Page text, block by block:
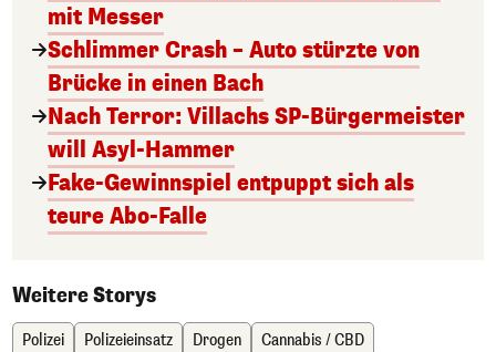
mit Messer
Schlimmer Crash – Auto stürzte von
Brücke in einen Bach
Nach Terror: Villachs SP-Bürgermeister
will Asyl-Hammer
Fake-Gewinnspiel entpuppt sich als
teure Abo-Falle
Weitere Storys
Polizei Polizeieinsatz Drogen Cannabis / CBD